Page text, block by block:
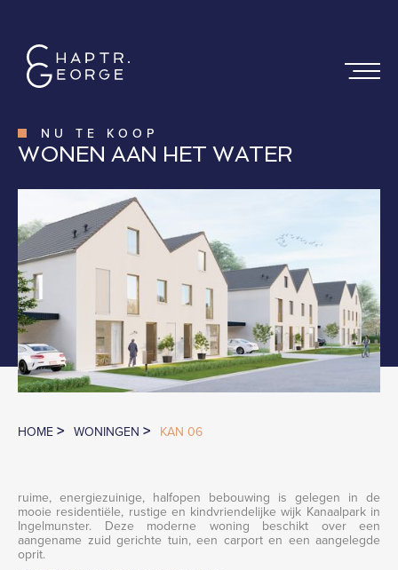
NU TE KOOP
WONEN AAN HET WATER
HOME > WONINGEN > KAN 06
ruime, energiezuinige, halfopen bebouwing is gelegen in de
mooie residentiële, rustige en kindvriendelijke wijk Kanaalpark in
Ingelmunster. Deze moderne woning beschikt over een
aangename zuid gerichte tuin, een carport en een aangelegde
oprit.